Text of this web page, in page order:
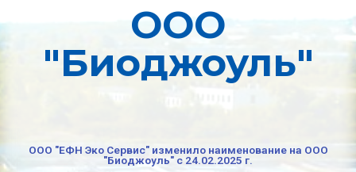
ООО
"Биоджоуль"
ООО "ЕФН Эко Сервис" изменило наименование на ООО
"Биоджоуль" с 24.02.2025 г.